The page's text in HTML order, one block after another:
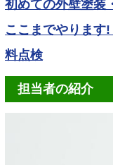
初めての外壁塗装
ここまでやります
料点検
担当者の紹介